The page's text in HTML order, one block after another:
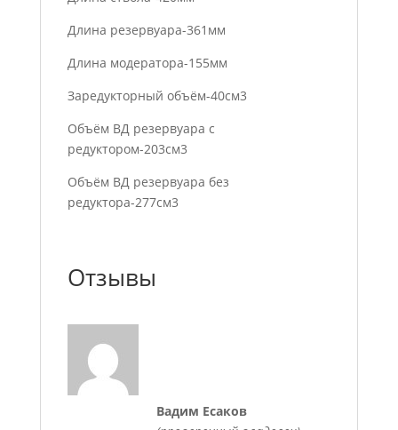
Длина резервуара-361мм
Длина модератора-155мм
Заредукторный объём-40см3
Объём ВД резервуара с
редуктором-203см3
Объём ВД резервуара без
редуктора-277см3
Отзывы
Вадим Есаков